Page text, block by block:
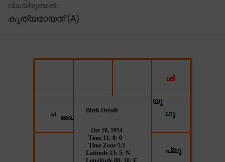
വിലയിരുത്തൽ:
കൃത്യമായത് (A)